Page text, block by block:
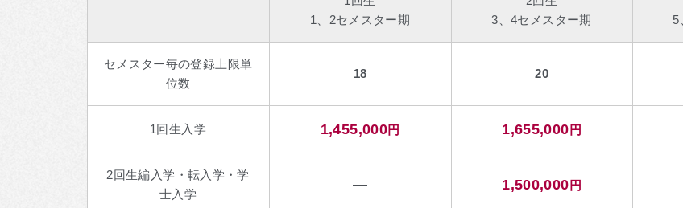
1、2セメスター期
3、4セメスター期
5
セメスター毎の登録上限単
位数
18 20
1回生入学 1,455,000円 1,655,000 円
2回生編入学・転入学・学
士入学
— 1,500,000 円